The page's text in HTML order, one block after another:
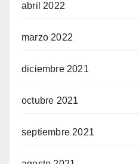
abril 2022
marzo 2022
diciembre 2021
octubre 2021
septiembre 2021